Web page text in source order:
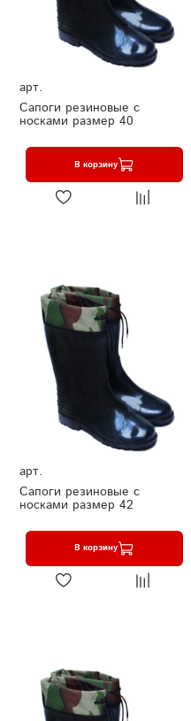
арт.
Сапоги резиновые с
носками размер 40
В корзину
арт.
Сапоги резиновые с
носками размер 42
В корзину